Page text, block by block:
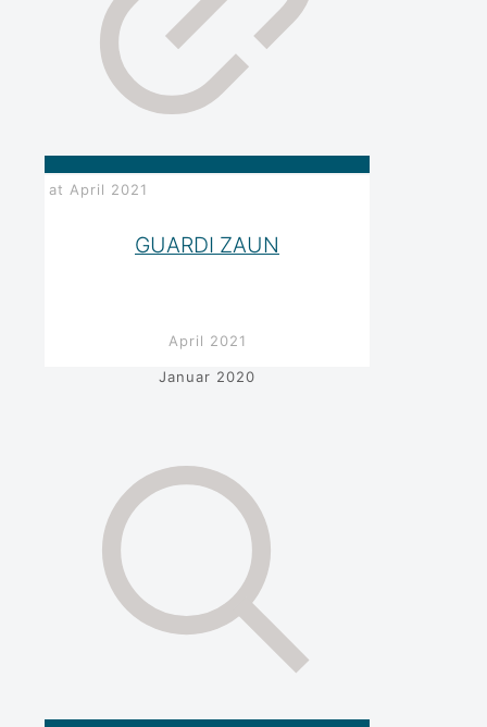
at April 2021
GUARDI ZAUN
April 2021
Januar 2020